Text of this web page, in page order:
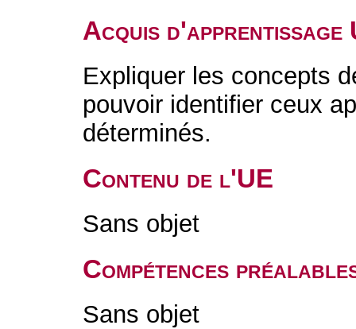
Acquis d'apprentissage
Expliquer les concepts
pouvoir identifier ceux
déterminés.
Contenu de l'UE
Sans objet
Compétences
Sans objet